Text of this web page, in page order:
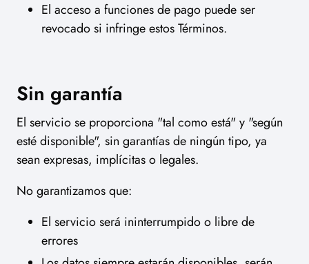
El acceso a funciones de pago puede ser
revocado si infringe estos Términos.
Sin garantía
El servicio se proporciona "tal como está" y "según
esté disponible", sin garantías de ningún tipo, ya
sean expresas, implícitas o legales.
No garantizamos que:
El servicio será ininterrumpido o libre de
errores